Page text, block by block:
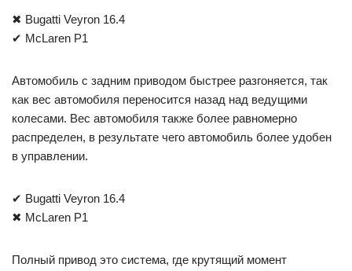
✖ Bugatti Veyron 16.4
✔ McLaren P1
Автомобиль с задним приводом быстрее разгоняется, так
как вес автомобиля переносится назад над ведущими
колесами. Вес автомобиля также более равномерно
распределен, в результате чего автомобиль более удобен
в управлении.
✔ Bugatti Veyron 16.4
✖ McLaren P1
Полный привод это система, где крутящий момент